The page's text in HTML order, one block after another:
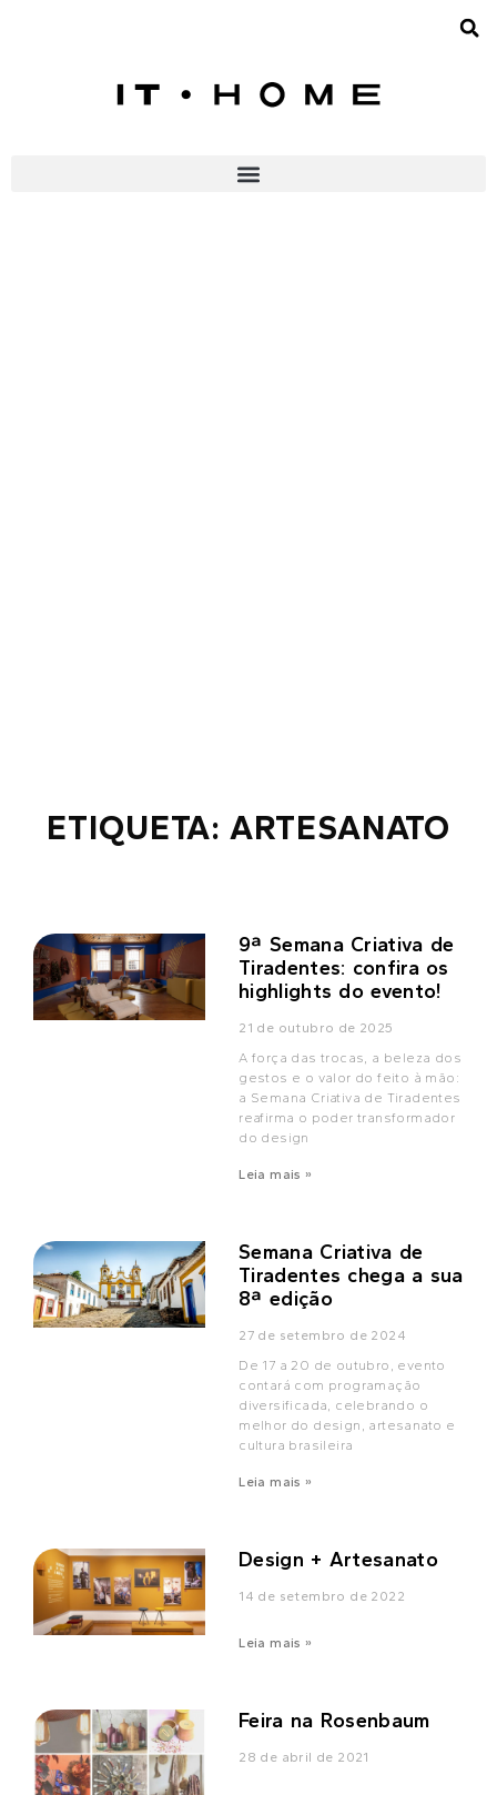
ETIQUETA: ARTESANATO
9ª Semana Criativa de
Tiradentes: confira os
highlights do evento!
21 de outubro de 2025
A força das trocas, a beleza dos
gestos e o valor do feito à mão:
a Semana Criativa de Tiradentes
reafirma o poder transformador
do design
Leia mais »
Semana Criativa de
Tiradentes chega a sua
8ª edição
27 de setembro de 2024
De 17 a 20 de outubro, evento
contará com programação
diversificada, celebrando o
melhor do design, artesanato e
cultura brasileira
Leia mais »
Design + Artesanato
14 de setembro de 2022
Leia mais »
Feira na Rosenbaum
28 de abril de 2021